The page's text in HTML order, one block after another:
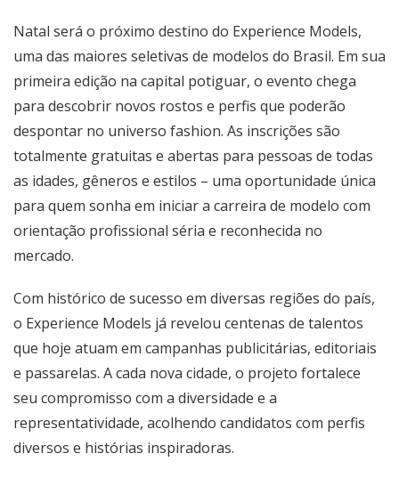
Natal será o próximo destino do Experience Models,
uma das maiores seletivas de modelos do Brasil. Em sua
primeira edição na capital potiguar, o evento chega
para descobrir novos rostos e perfis que poderão
despontar no universo fashion. As inscrições são
totalmente gratuitas e abertas para pessoas de todas
as idades, gêneros e estilos – uma oportunidade única
para quem sonha em iniciar a carreira de modelo com
orientação profissional séria e reconhecida no
mercado.
Com histórico de sucesso em diversas regiões do país,
o Experience Models já revelou centenas de talentos
que hoje atuam em campanhas publicitárias, editoriais
e passarelas. A cada nova cidade, o projeto fortalece
seu compromisso com a diversidade e a
representatividade, acolhendo candidatos com perfis
diversos e histórias inspiradoras.